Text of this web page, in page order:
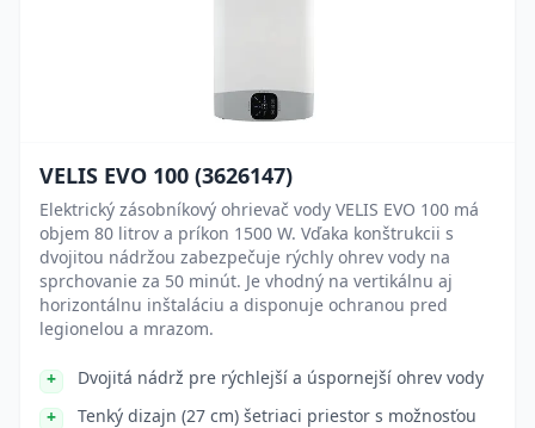
VELIS EVO 100 (3626147)
Elektrický zásobníkový ohrievač vody VELIS EVO 100 má
objem 80 litrov a príkon 1500 W. Vďaka konštrukcii s
dvojitou nádržou zabezpečuje rýchly ohrev vody na
sprchovanie za 50 minút. Je vhodný na vertikálnu aj
horizontálnu inštaláciu a disponuje ochranou pred
legionelou a mrazom.
Dvojitá nádrž pre rýchlejší a úspornejší ohrev vody
Tenký dizajn (27 cm) šetriaci priestor s možnosťou